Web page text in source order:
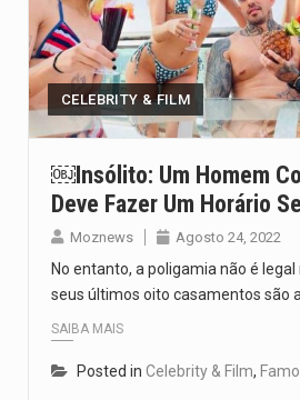
CELEBRITY & FILM
￼Insólito: Um Homem
Deve Fazer Um
Moznews Agosto 24, 2022
No entanto, a poligamia não é legal
seus últimos oito casamentos são
SAIBA MAIS
Posted in Celebrity & Film,